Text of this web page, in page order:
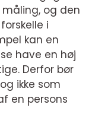
og den
i
kan en
have en høj
Derfor bør
ikke som
en persons